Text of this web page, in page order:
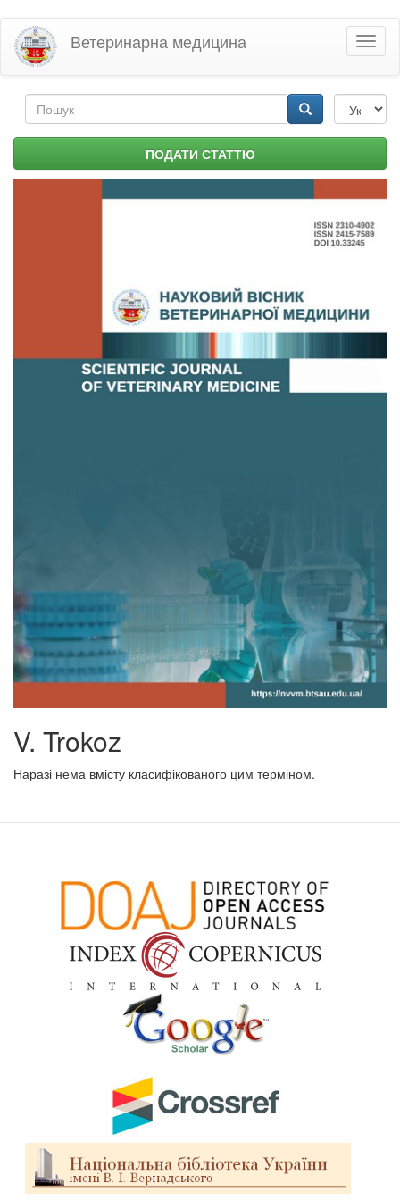
Перейти
основного
матеріалу
Ветеринарна медицина
Пошукова
форма ПОДАТИ СТАТТЮ
V. Trokoz
Наразі нема вмісту класифікованого цим терміном.